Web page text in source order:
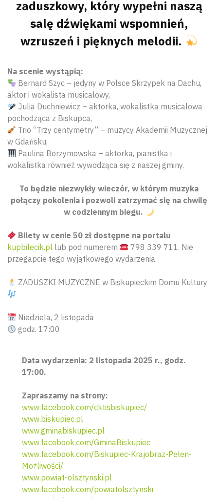
zaduszkowy, który wypełni naszą
salę dźwiękami wspomnień,
wzruszeń i pięknych melodii.
Na scenie wystąpią:
Bernard Szyc – jedyny w Polsce Skrzypek na Dachu,
aktor i wokalista musicalowy,
Julia Duchniewicz – aktorka, wokalistka musicalowa
pochodząca z Biskupca,
Trio “Trzy centymetry” – muzycy Akademii Muzycznej
w Gdańsku,
Paulina Borzymowska – aktorka, pianistka i
wokalistka również wywodząca się z naszej gminy.
To będzie niezwykły wieczór, w którym muzyka
połączy pokolenia i pozwoli zatrzymać się na chwilę
w codziennym biegu.
Bilety w cenie 50 zł dostępne na portalu
kupbilecik.pl lub pod numerem
798 339 711. Nie
przegapcie tego wyjątkowego wydarzenia.
ZADUSZKI MUZYCZNE w Biskupieckim Domu Kultury
Niedziela, 2 listopada
godz. 17:00
Data wydarzenia: 2 listopada 2025 r., godz.
17:00.
Zapraszamy na strony:
www.facebook.com/cktisbiskupiec/
www.biskupiec.pl
www.gminabiskupiec.pl
www.facebook.com/GminaBiskupiec
www.facebook.com/Biskupiec-Krajobraz-Pełen-
Możliwości/
www.powiat-olsztynski.pl
www.facebook.com/powiatolsztynski